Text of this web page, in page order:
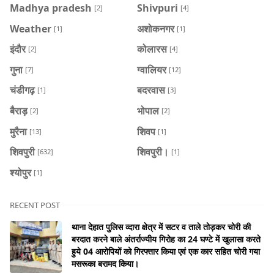
Madhya pradesh [2] Shivpuri [4]
Weather [1] अशोकनगर [1]
इंदौर [2] कोलारस [4]
गुना [7] ग्वालियर [12]
चंडीगढ़ [1] बदरवास [3]
बैराड़ [2] भोपाल [2]
मुरैना [13] शिवप [1]
शिवपुरी [632] शिवपुरी। [1]
श्योपुर [1]
RECENT POST
थाना देहात पुलिस व्दारा क्षेत्र में सटर व ताले तोड़कर चोरी की
बरदात करने बाले अंतर्राज्यीय गिरोह का 24 घण्टे में खुलासा करते
हुये 04 आरोपियों को गिरफ्तार किया एवं एक कार सहित चोरी गया
मसरूका बरामद किया।